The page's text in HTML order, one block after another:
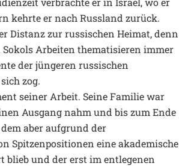
kehrte er nach Russland zurück.
Distanz zur russischen Heimat, denn
Arbeiten thematisieren immer
der jüngeren russischen
zog.
seiner Arbeit. Seine Familie war
Ausgang nahm und bis zum Ende
aber aufgrund der
Spitzenpositionen eine akademische
und der erst im entlegenen